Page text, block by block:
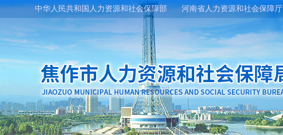
中华人民共和国人力资源和社会保障部 河南省人力资源和社会保障厅